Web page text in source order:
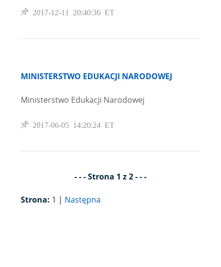
2017-12-11 20:40:36 ET
MINISTERSTWO EDUKACJI NARODOWEJ
Ministerstwo Edukacji Narodowej
2017-06-05 14:20:24 ET
- - - Strona 1 z 2 - - -
Strona: 1 | Następna